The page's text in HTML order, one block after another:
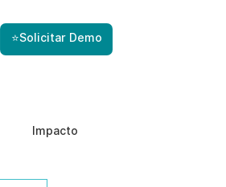
⭐Solicitar Demo
Impacto